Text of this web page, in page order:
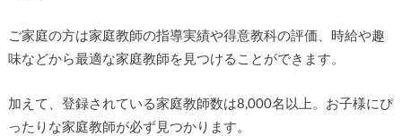
ご家庭の方は家庭教師の指導実績や得意教科の評価、時給や趣
味などから最適な家庭教師を見つけることができます。
加えて、登録されている家庭教師数は8,000名以上。お子様にぴ
ったりな家庭教師が必ず見つかります。